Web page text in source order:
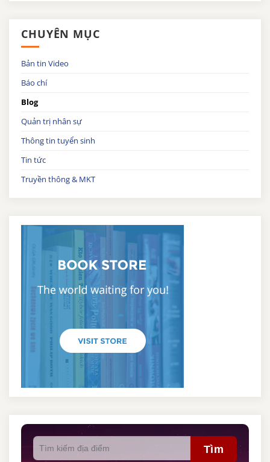
CHUYÊN MỤC
Bản tin Video
Báo chí
Blog
Quản trị nhân sự
Thông tin tuyển sinh
Tin tức
Truyền thông & MKT
Tìm